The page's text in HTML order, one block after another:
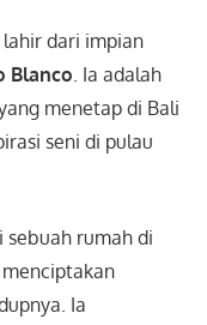
lahir dari impian
Blanco. Ia adalah
menetap di Bali
seni di pulau
sebuah rumah di
Ia